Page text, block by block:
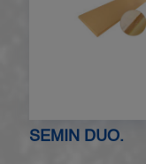
SEMIN DUO.